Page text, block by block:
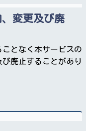
変更及び廃
となく本サービスの
廃止することがあり